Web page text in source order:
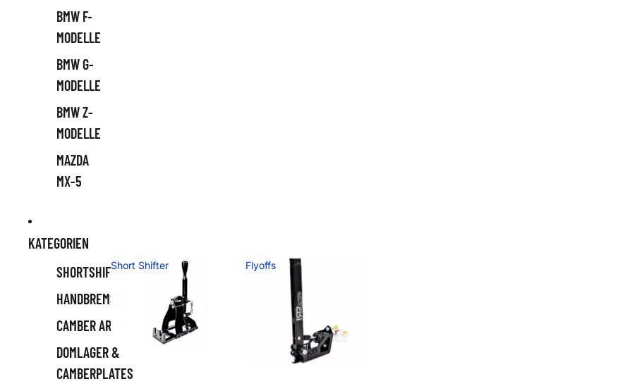
BMW F-
MODELLE
BMW G-
MODELLE
BMW Z-
MODELLE
MAZDA
MX-5
KATEGORIEN
SHORTSHIFTER
HANDBREMSEN
CAMBER ARMS
DOMLAGER &
CAMBERPLATES
Short Shifter Flyoffs